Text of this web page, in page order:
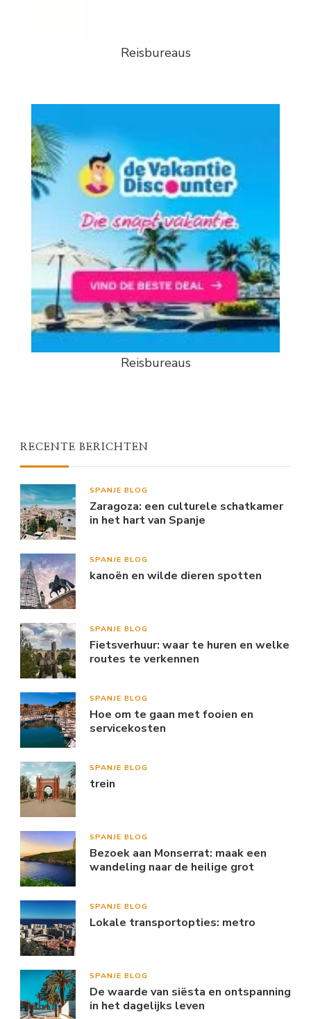
Reisbureaus
Reisbureaus
RECENTE BERICHTEN
SPANJE BLOG
Zaragoza: een culturele schatkamer
in het hart van Spanje
SPANJE BLOG
kanoën en wilde dieren spotten
SPANJE BLOG
Fietsverhuur: waar te huren en welke
routes te verkennen
SPANJE BLOG
Hoe om te gaan met fooien en
servicekosten
SPANJE BLOG
trein
SPANJE BLOG
Bezoek aan Monserrat: maak een
wandeling naar de heilige grot
SPANJE BLOG
Lokale transportopties: metro
SPANJE BLOG
De waarde van siësta en ontspanning
in het dagelijks leven